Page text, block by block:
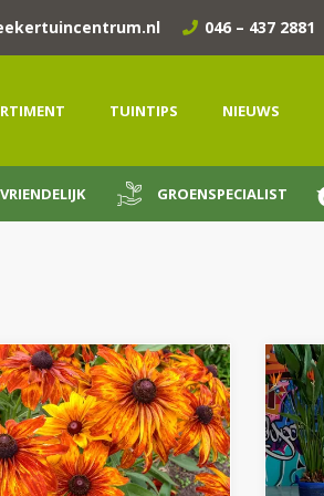
046 – 437 2881
TUINTIPS NIEUWS
GROENSPECIALIST